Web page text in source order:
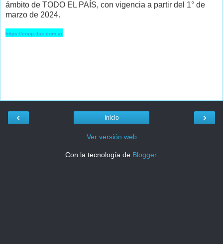
ámbito de TODO EL PAÍS, con vigencia a partir del 1° de
marzo de 2024.
https://coop.dae.com.ar
‹ ›
Inicio
Ver versión web
Con la tecnología de Blogger.